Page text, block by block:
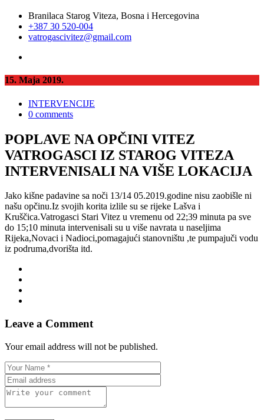
Branilaca Starog Viteza, Bosna i Hercegovina
+387 30 520-004
vatrogascivitez@gmail.com
15. Maja 2019.
INTERVENCIJE
0 comments
POPLAVE NA OPČINI VITEZ
VATROGASCI IZ STAROG VITEZA
INTERVENISALI NA VIŠE LOKACIJA
Jako kišne padavine sa noči 13/14 05.2019.godine nisu zaobišle ni
našu opčinu.Iz svojih korita izlile su se rijeke Lašva i
Kruščica.Vatrogasci Stari Vitez u vremenu od 22;39 minuta pa sve
do 15;10 minuta intervenisali su u više navrata u naseljima
Rijeka,Novaci i Nadioci,pomagajući stanovništu ,te pumpajuči vodu
iz podruma,dvorišta itd.
Leave a Comment
Your email address will not be published.